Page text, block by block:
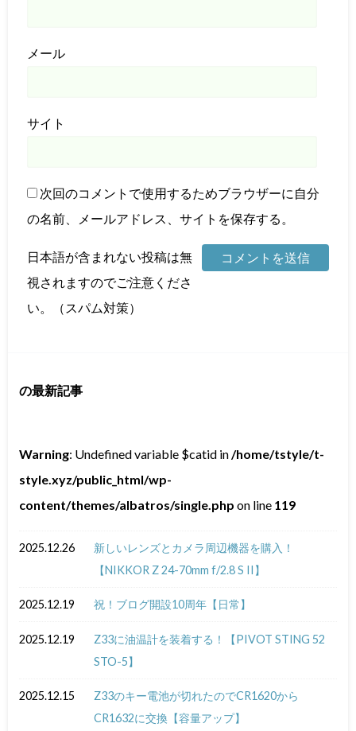
メール
サイト
次回のコメントで使用するためブラウザーに自分
の名前、メールアドレス、サイトを保存する。
日本語が含まれない投稿は無
視されますのでご注意くださ
い。（スパム対策）
の最新記事
Warning: Undefined variable $catid in /home/tstyle/t-
style.xyz/public_html/wp-
content/themes/albatros/single.php on line 119
2025.12.26
新しいレンズとカメラ周辺機器を購入！
【NIKKOR Z 24-70mm f/2.8 S II】
2025.12.19 祝！ブログ開設10周年【日常】
2025.12.19
Z33に油温計を装着する！【PIVOT STING 52
STO-5】
2025.12.15
Z33のキー電池が切れたのでCR1620から
CR1632に交換【容量アップ】